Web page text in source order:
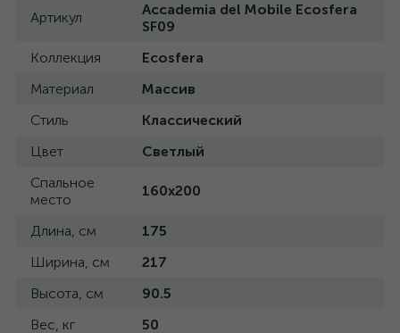
Артикул
Accademia del Mobile Ecosfera
SF09
Коллекция
Ecosfera
Материал
Массив
Стиль
Классический
Цвет
Светлый
Спальное
место
160x200
Длина, см
175
Ширина, см
217
Высота, см
90.5
Вес, кг
50